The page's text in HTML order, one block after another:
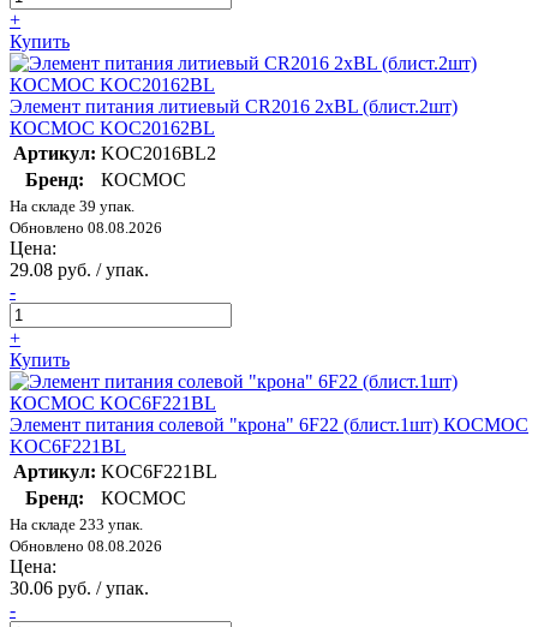
+
Купить
Элемент питания литиевый CR2016 2хBL (блист.2шт)
КОСМОС KOC20162BL
Артикул: KOC2016BL2
Бренд:
КОСМОС
На складе 39 упак.
Обновлено 08.08.2026
Цена:
29.08 руб. / упак.
-
+
Купить
Элемент питания солевой "крона" 6F22 (блист.1шт) КОСМОС
KOC6F221BL
Артикул: KOC6F221BL
Бренд:
КОСМОС
На складе 233 упак.
Обновлено 08.08.2026
Цена:
30.06 руб. / упак.
-